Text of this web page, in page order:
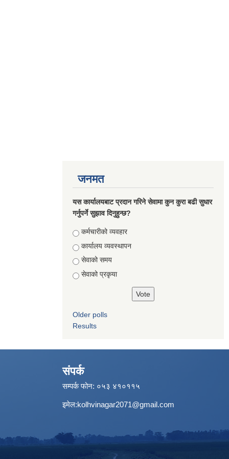
जनमत
यस कार्यालयबाट प्रदान गरिने सेवामा कुन कुरा बढी सुधार
गर्नुपर्ने सुझाव दिनुहुन्छ?
Choices
कर्मचारीको व्यवहार
कार्यालय व्यवस्थापन
सेवाको समय
सेवाको प्रकृया
Older polls
Results
संपर्क
सम्पर्क फोन: ०५३ ४१०११५
इमेल:kolhvinagar2071@gmail.com